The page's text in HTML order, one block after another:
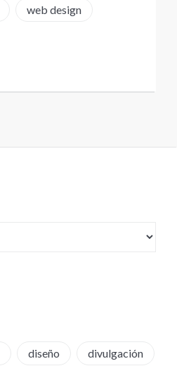
web design
diseño divulgación